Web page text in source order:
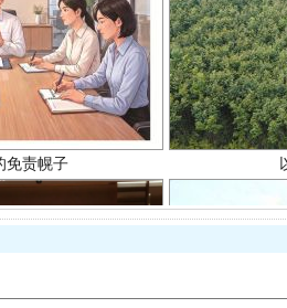
免责幌子